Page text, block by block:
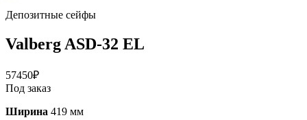
Депозитные сейфы
Valberg ASD-32 EL
57450₽
Под заказ
Ширина 419 мм